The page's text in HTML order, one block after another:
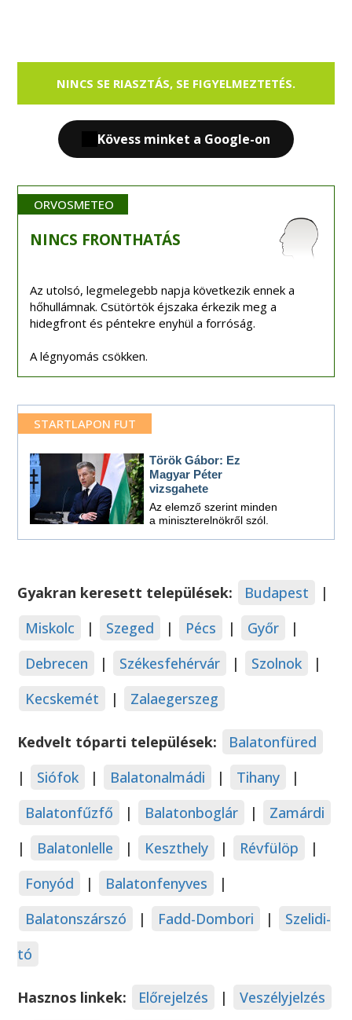
NINCS SE RIASZTÁS, SE FIGYELMEZTETÉS.
Kövess minket a Google-on
ORVOSMETEO
NINCS FRONTHATÁS
Az utolsó, legmelegebb napja következik ennek a
hőhullámnak. Csütörtök éjszaka érkezik meg a
hidegfront és péntekre enyhül a forróság.
A légnyomás csökken.
STARTLAPON FUT
Török Gábor: Ez
Magyar Péter
vizsgahete
Az elemző szerint minden
a miniszterelnökről szól.
Gyakran keresett települések: Budapest
|
Miskolc
| Szeged | Pécs | Győr
|
Debrecen
| Székesfehérvár | Szolnok
|
Kecskemét
| Zalaegerszeg
Kedvelt tóparti települések:
Balatonfüred
|
Siófok | Balatonalmádi | Tihany
|
Balatonfűzfő
| Balatonboglár |
Zamárdi
|
Balatonlelle | Keszthely | Révfülöp
|
Fonyód
| Balatonfenyves
|
Balatonszárszó
| Fadd-Dombori |
Szelidi-
tó
Hasznos linkek: Előrejelzés |
Veszélyjelzés